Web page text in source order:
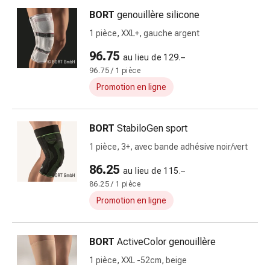
Bandages,
accessoires
Bandages
tubulaires
Matériel
pansement
Brûlures
coups
soleil
Sets
BORT genouillère silicone
1 pièce, XXL+, gauche argent
96.75 au lieu de 129.–
96.75 / 1 pièce
Promotion en ligne
BORT StabiloGen sport
1 pièce, 3+, avec bande adhésive noir/vert
86.25 au lieu de 115.–
86.25 / 1 pièce
Promotion en ligne
BORT ActiveColor genouillère
1 pièce, XXL -52cm, beige